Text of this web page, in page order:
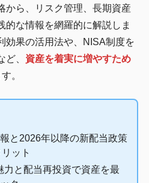
から、リスク管理、長期資産
的な情報を網羅的に解説しま
効果の活用法や、NISA制度を
、 資産を着実に増やすため
。
と2026年以降の新配当政策
ット
力と配当再投資で資産を最